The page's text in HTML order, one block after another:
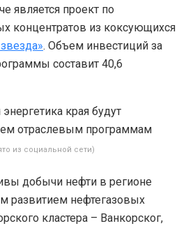
является проект по
концентратов из коксующихся
. Объем инвестиций за
составит 40,6
из социальной сети)
добычи нефти в регионе
развитием нефтегазовых
кластера – Ванкорског,